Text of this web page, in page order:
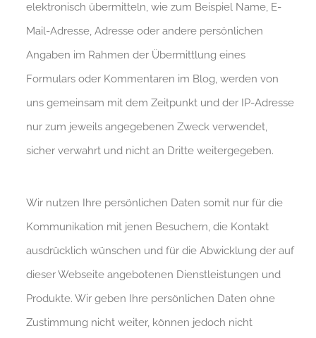
elektronisch übermitteln, wie zum Beispiel Name, E-
Mail-Adresse, Adresse oder andere persönlichen
Angaben im Rahmen der Übermittlung eines
Formulars oder Kommentaren im Blog, werden von
uns gemeinsam mit dem Zeitpunkt und der IP-Adresse
nur zum jeweils angegebenen Zweck verwendet,
sicher verwahrt und nicht an Dritte weitergegeben.
Wir nutzen Ihre persönlichen Daten somit nur für die
Kommunikation mit jenen Besuchern, die Kontakt
ausdrücklich wünschen und für die Abwicklung der auf
dieser Webseite angebotenen Dienstleistungen und
Produkte. Wir geben Ihre persönlichen Daten ohne
Zustimmung nicht weiter, können jedoch nicht